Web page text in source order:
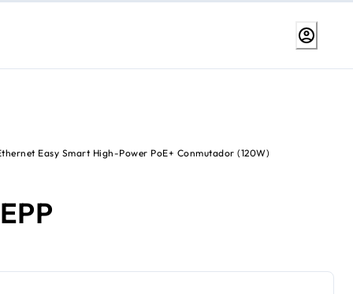
Easy Smart High-Power PoE+ Conmutador (120W)